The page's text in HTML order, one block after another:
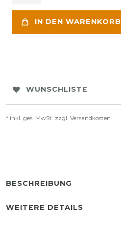
IN DEN WARENKORB
WUNSCHLISTE
* inkl. ges. MwSt. zzgl. Versandkosten
BESCHREIBUNG
WEITERE DETAILS